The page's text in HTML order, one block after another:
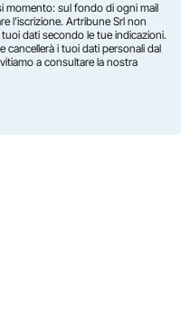
momento: sul fondo di ogni mail
l’iscrizione. Artribune Srl non
dati secondo le tue indicazioni.
cancellerà i tuoi dati personali dal
a consultare la nostra